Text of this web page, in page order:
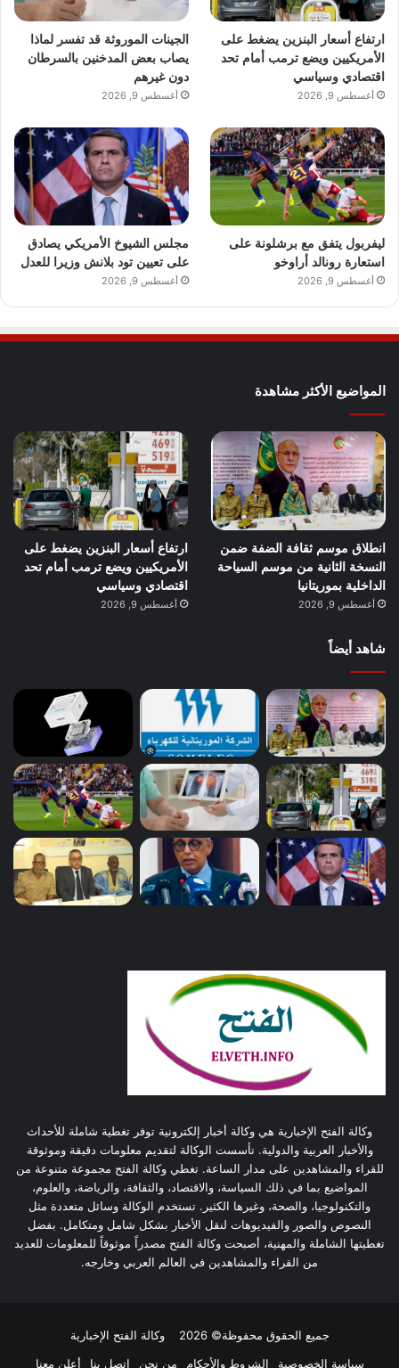
ارتفاع أسعار البنزين يضغط على
الأمريكيين ويضع ترمب أمام تحد
اقتصادي وسياسي
أغسطس 9, 2026
الجينات الموروثة قد تفسر لماذا
يصاب بعض المدخنين بالسرطان
دون غيرهم
أغسطس 9, 2026
ليفربول يتفق مع برشلونة على
استعارة رونالد أراوخو
أغسطس 9, 2026
مجلس الشيوخ الأمريكي يصادق
على تعيين تود بلانش وزيرا للعدل
أغسطس 9, 2026
المواضيع الأكثر مشاهدة
انطلاق موسم ثقافة الضفة ضمن
النسخة الثانية من موسم السياحة
الداخلية بموريتانيا
أغسطس 9, 2026
ارتفاع أسعار البنزين يضغط على
الأمريكيين ويضع ترمب أمام تحد
اقتصادي وسياسي
أغسطس 9, 2026
شاهد أيضاً
وكالة الفتح الإخبارية هي وكالة أخبار إلكترونية توفر تغطية شاملة للأحداث
والأخبار العربية والدولية. تأسست الوكالة لتقديم معلومات دقيقة وموثوقة
للقراء والمشاهدين على مدار الساعة. تغطي وكالة الفتح مجموعة متنوعة من
المواضيع بما في ذلك السياسة، والاقتصاد، والثقافة، والرياضة، والعلوم،
والتكنولوجيا، والصحة، وغيرها الكثير. تستخدم الوكالة وسائل متعددة مثل
النصوص والصور والفيديوهات لنقل الأخبار بشكل شامل ومتكامل. بفضل
تغطيتها الشاملة والمهنية، أصبحت وكالة الفتح مصدراً موثوقاً للمعلومات للعديد
من القراء والمشاهدين في العالم العربي وخارجه.
جميع الحقوق محفوظة© 2026
وكالة الفتح الإخبارية
سياسة الخصوصية
الشروط والأحكام من نحن اتصل بنا أعلن معنا